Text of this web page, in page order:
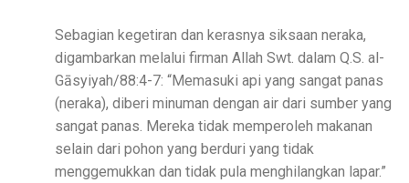
Sebagian kegetiran dan kerasnya siksaan neraka,
digambarkan melalui firman Allah Swt. dalam Q.S. al-
Gāsyiyah/88:4-7: “Memasuki api yang sangat panas
(neraka), diberi minuman dengan air dari sumber yang
sangat panas. Mereka tidak memperoleh makanan
selain dari pohon yang berduri yang tidak
menggemukkan dan tidak pula menghilangkan lapar.”